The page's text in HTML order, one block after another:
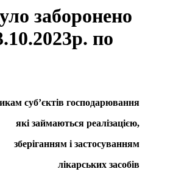
заборонено
по
господарювання
реалізацією,
застосуванням
засобів